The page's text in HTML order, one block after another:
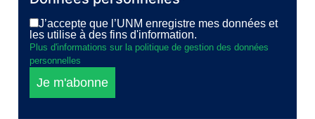
J’accepte que l’UNM enregistre mes données et
les utilise à des fins d'information.
Plus d'informations sur la politique de gestion des données
personnelles
Je m'abonne